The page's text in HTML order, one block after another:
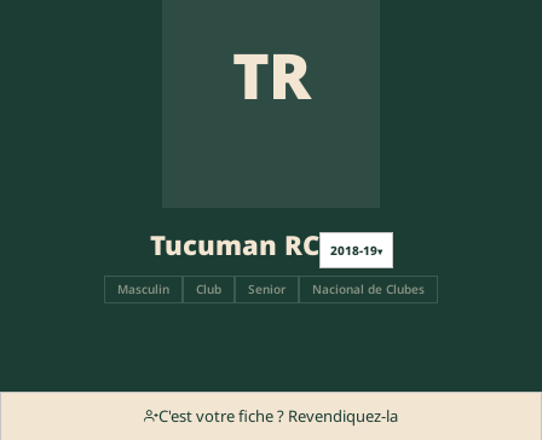
TR
Tucuman RC 2018-19▾
Masculin Club Senior Nacional de Clubes
C'est votre fiche ? Revendiquez-la